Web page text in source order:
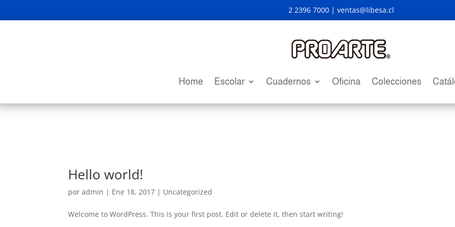
2 2396 7000 | ventas@libesa.cl
Home Escolar Cuadernos Oficina Colecciones
Hello world!
poradmin | Ene 18, 2017 | Uncategorized
Welcome to WordPress. This is your first post. Edit or delete it, then start writing!